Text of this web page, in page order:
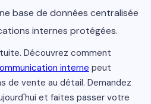
base de données centralisée
internes protégées.
Découvrez comment
interne peut
de vente au détail. Demandez
et faites passer votre